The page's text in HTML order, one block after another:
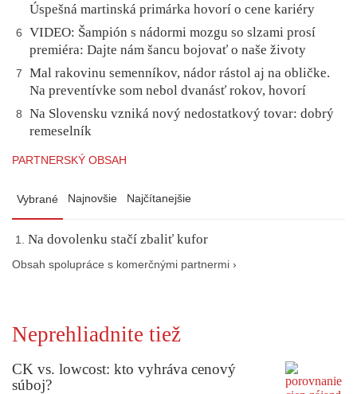
Úspešná martinská primárka hovorí o cene kariéry
6
VIDEO: Šampión s nádormi mozgu so slzami prosí
premiéra: Dajte nám šancu bojovať o naše životy
7
Mal rakovinu semenníkov, nádor rástol aj na obličke.
Na preventívke som nebol dvanásť rokov, hovorí
8
Na Slovensku vzniká nový nedostatkový tovar: dobrý
remeselník
PARTNERSKÝ OBSAH
Vybrané Najnovšie Najčítanejšie
Na dovolenku stačí zbaliť kufor
Obsah spolupráce s komerčnými partnermi ›
Neprehliadnite tiež
CK vs. lowcost: kto vyhráva cenový
súboj?